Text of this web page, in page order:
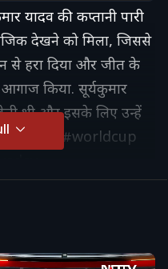
यादव की कप्तानी पारी
देखने को मिला, जिससे
से हरा दिया और जीत के
किया. सूर्यकुमार
थी और इसके लिए उन्हें
#worldcup
#worldcup2026